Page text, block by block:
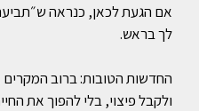
אם הגעת לכאן, כנראה
לך בראש.
החדשות הטובות: ברוב
ולקבל פיצוי, בלי להפוך את